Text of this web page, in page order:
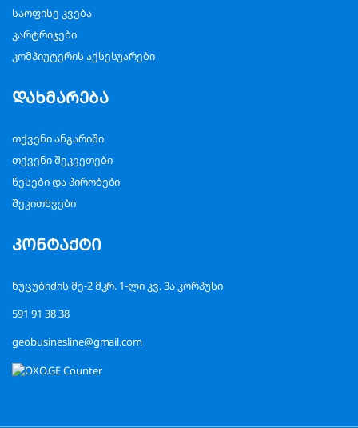
საოფისე კვება
კარტრიჯები
კომპიუტერის აქსესუარები
დახმარება
თქვენი ანგარიში
თქვენი შეკვეთები
წესები და პირობები
შეკითხვები
კონტაქტი
ნუცუბიძის მე-2 მკრ. 1-ლი კვ. 3ა კორპუსი
591 91 38 38
geobusinesline@gmail.com